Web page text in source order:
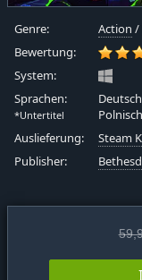
Genre: Action /
Bewertung:
System:
Sprachen:
*Untertitel
Auslieferung:
Steam
Publisher: